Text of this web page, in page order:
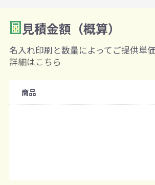
2 数量を入力
購入条件
既製品：36個から
名入れあり：100個から
※既製品サ
見積金額（概算）
名入れ印刷と数量によってご提供単
詳細はこちら
商品